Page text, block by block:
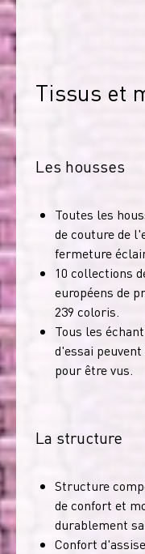
Tissus et
Les housses
Toutes les
de couture de
fermeture
10 collections
européens de
239 coloris.
Tous les
d'essai
pour être vus.
La structure
Structure
de confort et
durablement
Confort